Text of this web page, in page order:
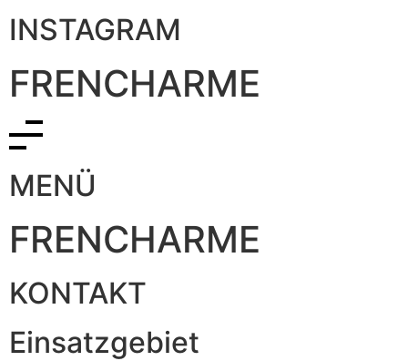
INSTAGRAM
FRENCHARME
MENÜ
FRENCHARME
KONTAKT
Einsatzgebiet